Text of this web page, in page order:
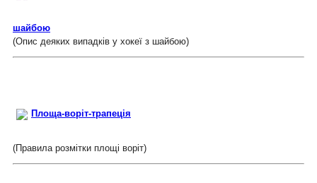
шайбою
(Опис деяких випадків у хокеї з шайбою)
Площа-воріт-трапеція
(Правила розмітки площі воріт)